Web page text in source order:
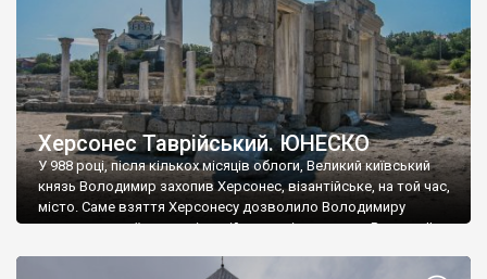
Херсонес Таврійський. ЮНЕСКО
У 988 році, після кількох місяців облоги, Великий київський
князь Володимир захопив Херсонес, візантійське, на той час,
місто. Саме взяття Херсонесу дозволило Володимиру
диктувати свої умови візантійському імператору Василю ІІ, та
Херсонесі Володимир-язичник, став Василем-християнином.